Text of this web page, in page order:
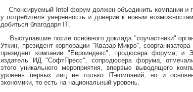
Спонсируемый Intel форум должен объединить компании и
у потребителя уверенность и доверие к новым
добиться благодаря IT.
Выступавшие после основного доклада "соучастники"
Уткин, президент корпорации "Квазар-Микро",
президент компании "Евроиндекс", продюсера форума; и
издатель ИД "СофтПресс", сопродюсера форума, отмечали
этого уникального мероприятия, впервые выводящего
уровень первых лиц не только IT-компаний, но и
экономики, то есть на национальный уровень.